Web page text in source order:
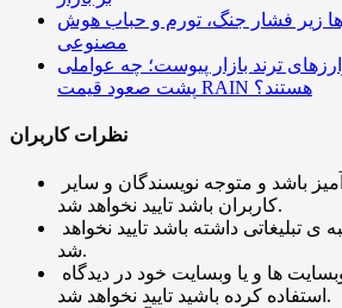
زیر فشار جنگ، تورم و حباب هوش
مصنوعی
ترند بازار پیوست؛ چه عواملی
پشت صعود قیمت RAIN هستند؟
نظرات کاربران
کاربران باشد تایید نخواهد شد.
شد.
استفاده کرده باشید تایید نخواهد شد.